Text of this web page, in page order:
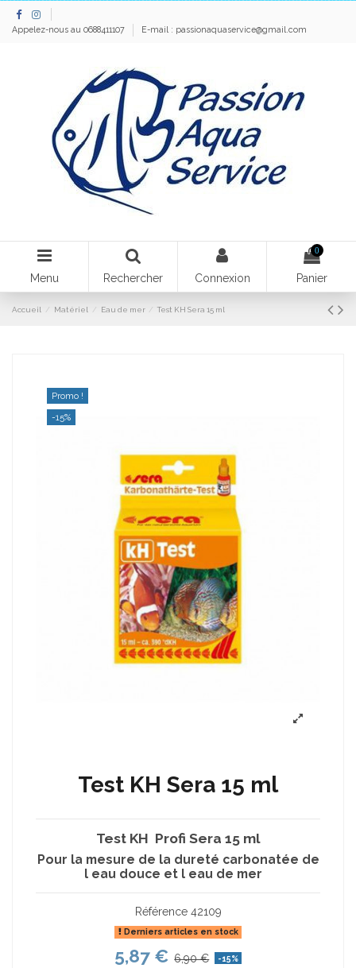
Appelez-nous au 0688411107 E-mail : passionaquaservice@gmail.com
Menu Rechercher Connexion
0
Panier
Accueil Matériel Eau de mer Test KH Sera 15 ml
Promo !
-15%
Test KH Sera 15 ml
Test KH Profi Sera 15 ml
Pour la mesure de la dureté carbonatée de
l eau douce et l eau de mer
Référence 42109
Derniers articles en stock
5,87 € 6,90 € -15%